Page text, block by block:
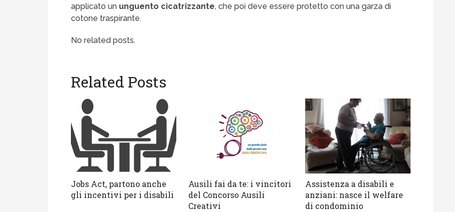
applicato un unguento cicatrizzante, che poi deve essere protetto con una garza di
cotone traspirante.
No related posts.
Related Posts
Jobs Act, partono anche
gli incentivi per i disabili
Ausili fai da te: i vincitori
del Concorso Ausili
Creativi
Assistenza a disabili e
anziani: nasce il welfare
di condominio